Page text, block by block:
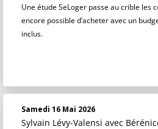
Une étude SeLoger passe au crible les
encore possible d’acheter avec un
inclus.
Samedi 16 Mai 2026
Sylvain Lévy-Valensi avec